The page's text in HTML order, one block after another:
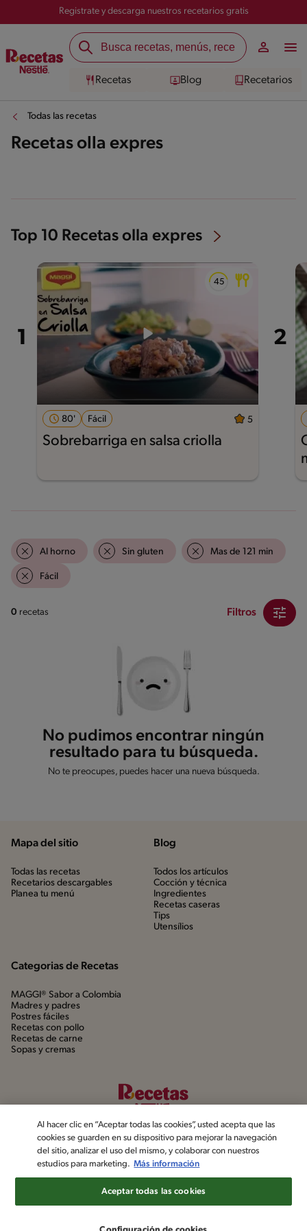
Registrate y descarga nuestros recetarios gratis
Recetas Blog Recetarios
Todas las recetas
Recetas olla expres
Top 10 Recetas olla expres
80' Fácil 5
Sobrebarriga en salsa criolla
Al horno Sin gluten Mas de 121 min
Fácil
0 recetas Filtros
No pudimos encontrar ningún
resultado para tu búsqueda.
No te preocupes, puedes hacer una nueva búsqueda.
Mapa del sitio
Todas las recetas
Recetarios descargables
Planea tu menú
Blog
Todos los artículos
Cocción y técnica
Ingredientes
Recetas caseras
Tips
Utensílios
Categorias de Recetas
MAGGI® Sabor a Colombia
Madres y padres
Postres fáciles
Recetas con pollo
Recetas de carne
Sopas y cremas
Al hacer clic en “Aceptar todas las cookies”, usted acepta que las
cookies se guarden en su dispositivo para mejorar la navegación
del sitio, analizar el uso del mismo, y colaborar con nuestros
estudios para marketing. Más información
Aceptar todas las cookies